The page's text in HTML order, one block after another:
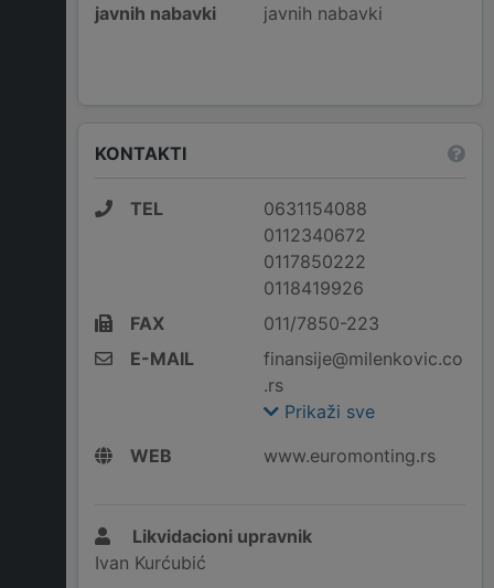
javnih nabavki
javnih nabavki
KONTAKTI
TEL
0631154088
0112340672
0117850222
0118419926
FAX
011/7850-223
E-MAIL
finansije@milenkovic.co
.rs
Prikaži sve
WEB
www.euromonting.rs
Likvidacioni upravnik
Ivan Kurćubić